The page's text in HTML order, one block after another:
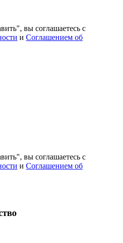
вы соглашаетесь с
и Соглашением об
вы соглашаетесь с
и Соглашением об